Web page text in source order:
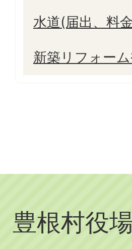
水道(届出、料
新築リフォー
豊根村役